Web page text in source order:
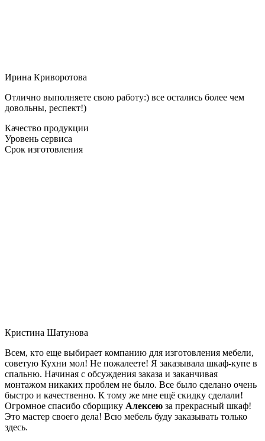
Ирина Криворотова
Отлично выполняете свою работу:) все остались более чем
довольны, респект!)
Качество продукции
Уровень сервиса
Срок изготовления
Кристина Шатунова
Всем, кто еще выбирает компанию для изготовления мебели,
советую Кухни мол! Не пожалеете! Я заказывала шкаф-купе в
спальню. Начиная с обсуждения заказа и заканчивая
монтажом никаких проблем не было. Все было сделано очень
быстро и качественно. К тому же мне ещё скидку сделали!
Огромное спасибо сборщику Алексею за прекрасный шкаф!
Это мастер своего дела! Всю мебель буду заказывать только
здесь.